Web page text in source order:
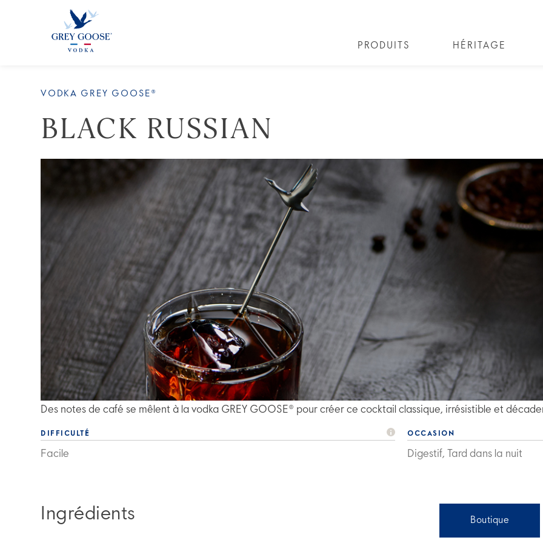
PRODUITS HÉRITAGE
VODKA GREY GOOSE®
BLACK RUSSIAN
Des notes de café se mêlent à la vodka GREY GOOSE® pour créer ce cocktail classique, irrésistible et
DIFFICULTÉ
Facile
OCCASION
Digestif, Tard dans la nuit
Ingrédients Boutique